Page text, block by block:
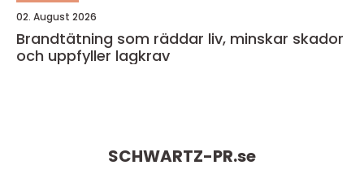
02. August 2026
Brandtätning som räddar liv, minskar skador
och uppfyller lagkrav
SCHWARTZ-PR.se